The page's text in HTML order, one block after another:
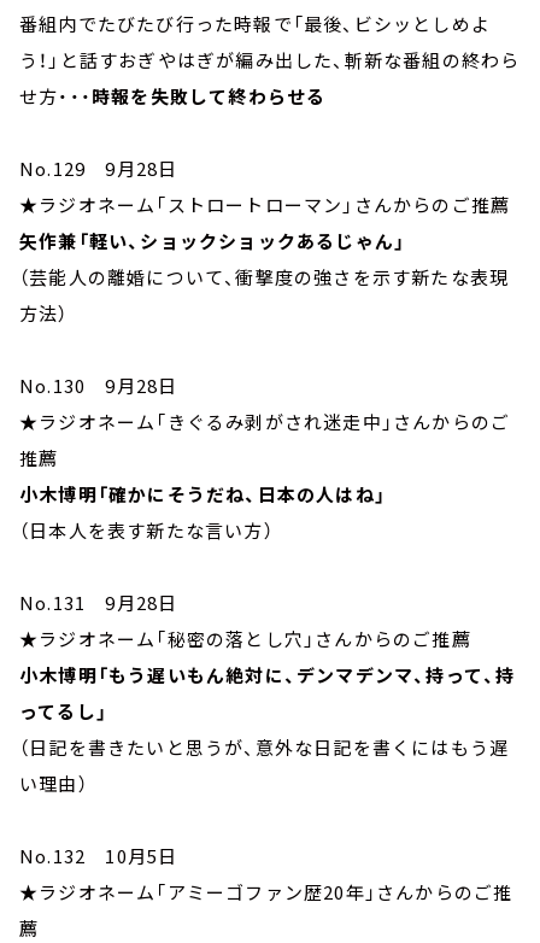
番組内でたびたび行った時報で「最後、ビシッとしめよ
う！」と話すおぎやはぎが編み出した、斬新な番組の終わら
せ方・・・時報を失敗して終わらせる
No.129 9月28日
★ラジオネーム「ストロートローマン」さんからのご推薦
矢作兼「軽い、ショックショックあるじゃん」
（芸能人の離婚について、衝撃度の強さを示す新たな表現
方法）
No.130 9月28日
★ラジオネーム「きぐるみ剥がされ迷走中」さんからのご
推薦
小木博明「確かにそうだね、日本の人はね」
（日本人を表す新たな言い方）
No.131 9月28日
★ラジオネーム「秘密の落とし穴」さんからのご推薦
小木博明「もう遅いもん絶対に、デンマデンマ、持って、持
ってるし」
（日記を書きたいと思うが、意外な日記を書くにはもう遅
い理由）
No.132 10月5日
★ラジオネーム「アミーゴファン歴20年」さんからのご推
薦